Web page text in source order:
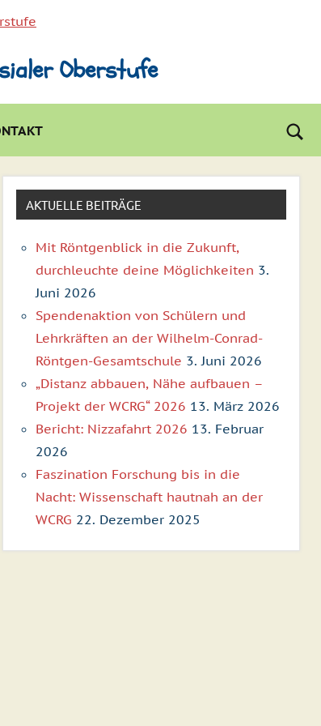
Oberstufe
AKTUELLE BEITRÄGE
Mit Röntgenblick in die Zukunft,
durchleuchte deine Möglichkeiten 3.
Juni 2026
Spendenaktion von Schülern und
Lehrkräften an der Wilhelm-Conrad-
Röntgen-Gesamtschule 3. Juni 2026
„Distanz abbauen, Nähe aufbauen –
Projekt der WCRG“ 2026 13. März 2026
Bericht: Nizzafahrt 2026 13. Februar
2026
Faszination Forschung bis in die
Nacht: Wissenschaft hautnah an der
WCRG 22. Dezember 2025